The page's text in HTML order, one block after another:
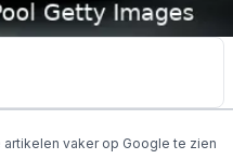
vaker op Google te zien